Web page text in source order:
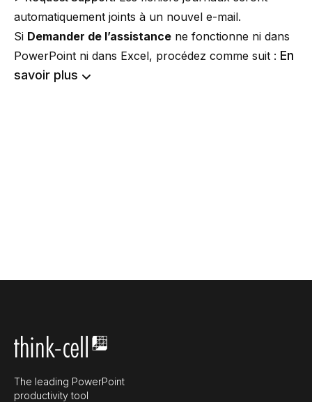
automatiquement joints à un nouvel e-mail.
Si Demander de l’assistance ne fonctionne ni dans
PowerPoint ni dans Excel, procédez comme suit : En
savoir plus
The leading PowerPoint
productivity tool